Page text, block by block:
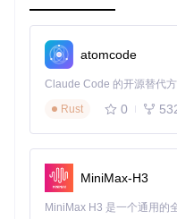
acOS和Linux系统间无缝
操作技巧：通过"文件>导
存，可完整保留分子的立
效果对比 ：传统软件格式
er统一格式后协作效率提
据）。
实现分子三维可视化：
药物分子的空间构型直接
二维绘图无法直观展示这
可视化引擎，通过
染，支持旋转、缩放和化
术在于将分子的SMILES
atomcode
Rust
0
MiniMax-H3